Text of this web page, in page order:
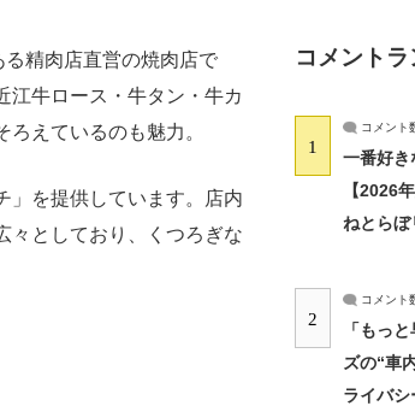
る精肉店直営の焼肉店で
江牛ロース・牛タン・牛カ
えているのも魅力。
を提供しています。店内
々としており、くつろぎな
コメント
1
コメント
一番好き
【2026
ねとらぼ
2
コメント
「もっ
ズの“車
ライバ